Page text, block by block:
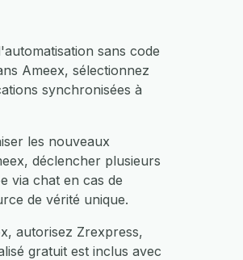
sans code
Ameex, sélectionnez
synchronisées à
les nouveaux
déclencher plusieurs
via chat en cas de
de vérité unique.
autorisez Zrexpress,
gratuit est inclus avec